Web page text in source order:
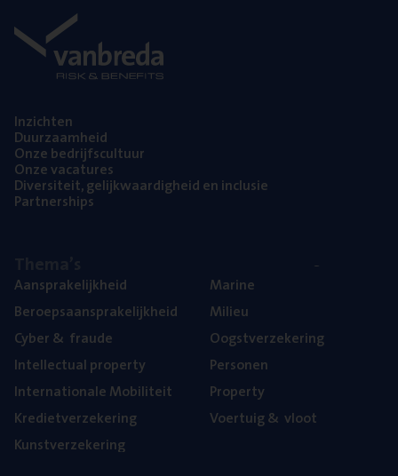
Inzich­ten
Duur­zaam­heid
Onze bedrijfs­cul­tuur
Onze vaca­tu­res
Diver­si­teit, gelijk­waar­dig­heid en inclusie
Part­ner­ships
Aan­spra­ke­lijk­heid
Beroeps­aan­spra­ke­lijk­heid
Cyber& fraude
Intel­lec­tu­al property
Inter­na­ti­o­na­le Mobiliteit
Kre­diet­ver­ze­ke­ring
Kunst­ver­ze­ke­ring
Mari­ne
Mili­eu
Oogst­ver­ze­ke­ring
Per­so­nen
Pro­per­ty
Voer­tuig& vloot